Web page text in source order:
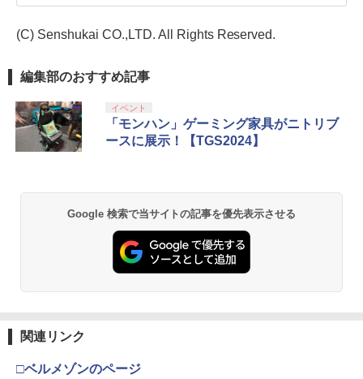
(C) Senshukai CO.,LTD. All Rights Reserved.
編集部のおすすめ記事
イベント
「モンハン」ゲーミング家具がニトリブ
ースに展示！【TGS2024】
Google 検索で当サイトの記事を優先表示させる
関連リンク
□ベルメゾンのページ